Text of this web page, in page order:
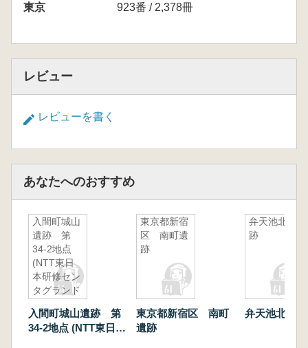
東京
923番 / 2,378冊
レビュー
レビューを書く
あなたへのおすすめ
入間町城山
遺跡 第
34-2地点
(NTT東日
本研修セン
タグランド
入間町城山遺跡 第
34-2地点 (NTT東日本
東京都新宿
区 南町遺
跡
東京都新宿区 南町
遺跡
弁天池北遺
跡
弁天池北遺跡